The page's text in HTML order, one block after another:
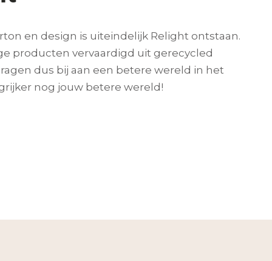
en design is uiteindelijk Relight ontstaan.
producten vervaardigd uit gerecycled
dus bij aan een betere wereld in het
nog jouw betere wereld!